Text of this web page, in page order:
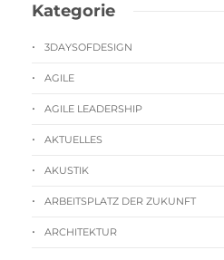
Kategorie
3DAYSOFDESIGN
AGILE
AGILE LEADERSHIP
AKTUELLES
AKUSTIK
ARBEITSPLATZ DER ZUKUNFT
ARCHITEKTUR